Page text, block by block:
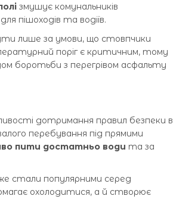
змушує комунальників
пішоходів та водіїв.
лише за умови, що стовпчики
поріг є критичним, тому
боротьби з перегрівом асфальту
дотримання правил безпеки в
перебування під прямими
пити достатньо води та за
стали популярними серед
охолодитися, а й створює